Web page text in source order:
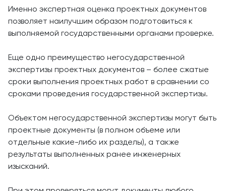
Именно экспертная оценка проектных документов
позволяет наилучшим образом подготовиться к
выполняемой государственными органами проверке.
Еще одно преимущество негосударственной
экспертизы проектных документов – более сжатые
сроки выполнения проектных работ в сравнении со
сроками проведения государственной экспертизы.
Объектом негосударственной экспертизы могут быть
проектные документы (в полном объеме или
отдельные какие-либо их разделы), а также
результаты выполненных ранее инженерных
изысканий.